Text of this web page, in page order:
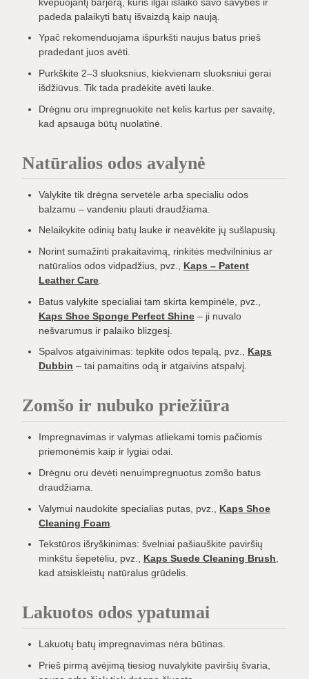
padeda palaikyti batų išvaizdą kaip naują.
Ypač rekomenduojama išpurkšti naujus batus prieš
pradedant juos avėti.
Purkškite 2–3 sluoksnius, kiekvienam sluoksniui gerai
išdžiūvus. Tik tada pradėkite avėti lauke.
Drėgnu oru impregnuokite net kelis kartus per savaitę,
kad apsauga būtų nuolatinė.
Natūralios odos avalynė
Valykite tik drėgna servetėle arba specialiu odos
balzamu – vandeniu plauti draudžiama.
Nelaikykite odinių batų lauke ir neavėkite jų sušlapusių.
Norint sumažinti prakaitavimą, rinkitės medvilninius ar
natūralios odos vidpadžius, pvz., Kaps – Patent
Leather Care
Batus valykite specialiai tam skirta kempinėle, pvz.,
Kaps Shoe Sponge Perfect Shine – ji nuvalo
nešvarumus ir palaiko blizgesį.
Spalvos atgaivinimas: tepkite odos tepalą, pvz., Kaps
Dubbin – tai pamaitins odą ir atgaivins atspalvį.
Zomšo ir nubuko priežiūra
Impregnavimas ir valymas atliekami tomis pačiomis
priemonėmis kaip ir lygiai odai.
Drėgnu oru dėvėti nenuimpregnuotus zomšo batus
draudžiama.
Valymui naudokite specialias putas, pvz., Kaps Shoe
Cleaning Foam
Tekstūros išryškinimas: švelniai pašiauškite paviršių
minkštu šepetėliu, pvz., Kaps Suede Cleaning Brush
kad atsiskleistų natūralus grūdelis.
Lakuotos odos ypatumai
Lakuotų batų impregnavimas nėra būtinas.
Prieš pirmą avėjimą tiesiog nuvalykite paviršių švaria,